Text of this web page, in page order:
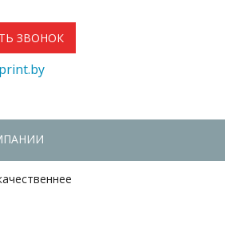
ЗВОНОК